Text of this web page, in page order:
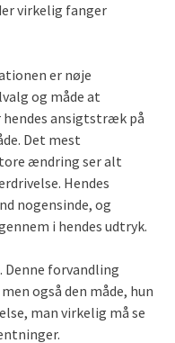
virkelig fanger
er nøje
og måde at
ansigtstræk på
Det mest
ændring ser alt
Hendes
nogensinde, og
i hendes udtryk.
forvandling
også den måde, hun
man virkelig må se